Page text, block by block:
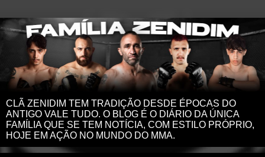
CLÃ ZENIDIM TEM TRADIÇÃO DESDE ÉPOCAS DO
ANTIGO VALE TUDO. O BLOG É O DIÁRIO DA ÚNICA
FAMÍLIA QUE SE TEM NOTÍCIA, COM ESTILO PRÓPRIO,
HOJE EM AÇÃO NO MUNDO DO MMA.